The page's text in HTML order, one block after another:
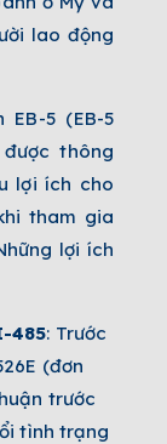
lao động
5 (EB-5
thông
lợi ích cho
tham gia
lợi ích
485: Trước
(đơn
trước
tình trạng